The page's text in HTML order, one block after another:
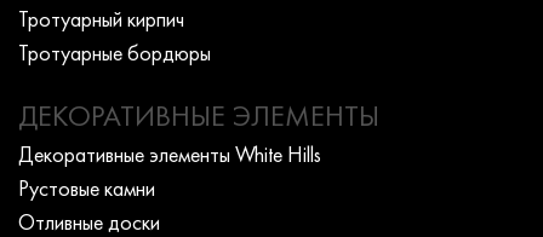
Тротуарный кирпич
Тротуарные бордюры
ДЕКОРАТИВНЫЕ ЭЛЕМЕНТЫ
Декоративные элементы White Hills
Рустовые камни
Отливные доски